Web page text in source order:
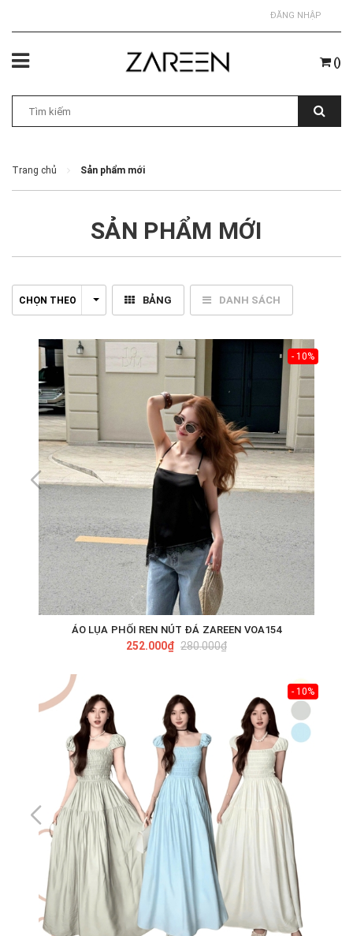
ĐĂNG NHẬP
()
Trang chủ Sản phẩm mới
SẢN PHẨM MỚI
CHỌN THEO BẢNG DANH SÁCH
- 10%
ÁO LỤA PHỐI REN NÚT ĐÁ ZAREEN VOA154
252.000₫ 280.000₫
- 10%